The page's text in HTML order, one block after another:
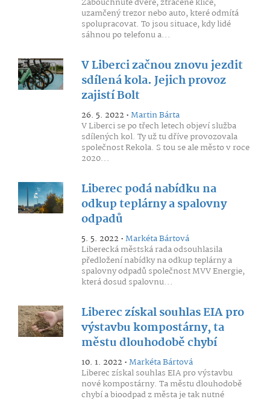
uzamčený trezor nebo auto, které odmítá
spolupracovat. To jsou situace, kdy lidé
sáhnou po telefonu a...
V Liberci začnou znovu jezdit
sdílená kola. Jejich provoz
zajistí Bolt
26. 5. 2022 •Martin Bárta
V Liberci se po třech letech objeví služba
sdílených kol. Ty už tu dříve provozovala
společnost Rekola. S tou se ale město v roce
2020...
Liberec podá nabídku na
odkup teplárny a spalovny
odpadů
5. 5. 2022 •Markéta Bártová
Liberecká městská rada odsouhlasila
předložení nabídky na odkup teplárny a
spalovny odpadů společnost MVV Energie,
která dosud spalovnu...
Liberec získal souhlas EIA pro
výstavbu kompostárny, ta
městu dlouhodobě chybí
10. 1. 2022 •Markéta Bártová
Liberec získal souhlas EIA pro výstavbu
nové kompostárny. Ta městu dlouhodobě
chybí a bioodpad z města je tak nutné